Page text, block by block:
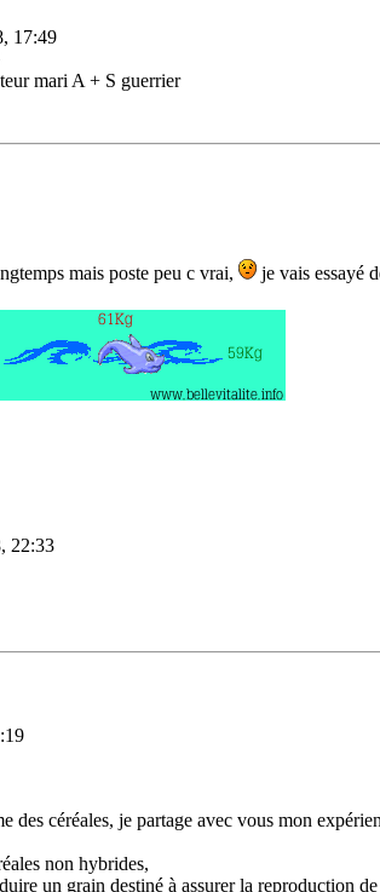
17:49
mari A + S guerrier
mais poste peu c vrai,
je vais essayé
22:33
des céréales, je partage avec vous mon
non hybrides,
un grain destiné à assurer la reproduction